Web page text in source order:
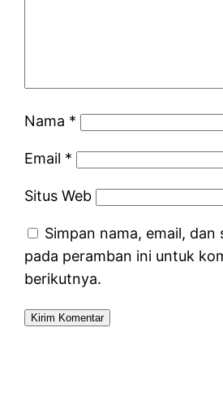
Nama *
Email *
Situs Web
Simpan nama, email, dan
pada peramban ini untuk
berikutnya.